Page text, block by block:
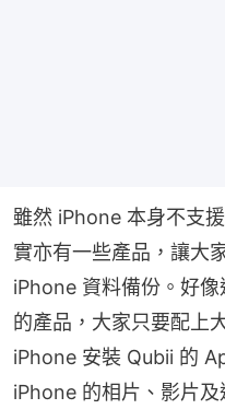
雖然 iPhone 本身不支
實亦有一些產品，讓大
iPhone 資料備份。好
的產品，大家只要配上
iPhone 安裝 Qubii 的
iPhone 的相片、影片